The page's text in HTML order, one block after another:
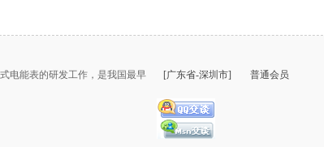
电能表的研发工作，是我国最早
[广东省-深圳市] 普通会员